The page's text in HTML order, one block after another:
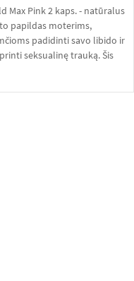
Max Pink 2 kaps. - natūralus
papildas moterims,
padidinti savo libido ir
seksualinę trauką. Šis